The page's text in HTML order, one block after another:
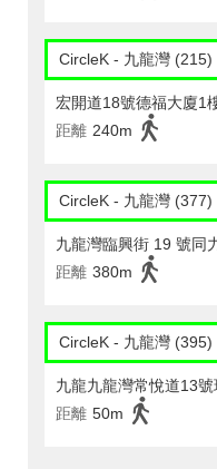
CircleK - 九龍灣 (215)
宏開道18號德福大廈1
距離 240m
CircleK - 九龍灣 (377)
九龍灣臨興街 19 號同
距離 380m
CircleK - 九龍灣 (395)
九龍九龍灣常悅道13
距離 50m